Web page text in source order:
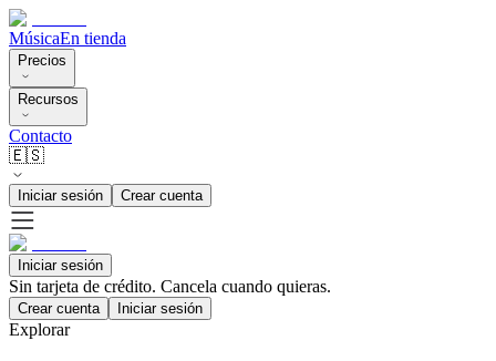
MúsicaEn tienda
Precios
Recursos
Contacto
🇪🇸
Iniciar sesión Crear cuenta
Iniciar sesión
Sin tarjeta de crédito. Cancela cuando quieras.
Crear cuenta Iniciar sesión
Explorar